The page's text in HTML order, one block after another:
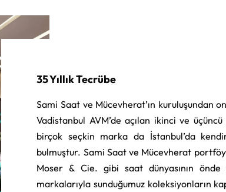
35 Yıllık Tecrübe
Sami Saat ve Mücevherat’ın kuruluşundan
Vadistanbul AVM’de açılan ikinci ve
birçok seçkin marka da İstanbul’da
bulmuştur. Sami Saat ve Mücevherat
Moser & Cie. gibi saat dünyasının
markalarıyla sunduğumuz koleksiyonların